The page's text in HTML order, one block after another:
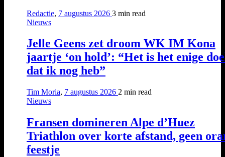
Redactie, 7 augustus 2026 3 min read
Nieuws
Jelle Geens zet droom WK IM Kona
jaartje ‘on hold’: “Het is het enige
dat ik nog heb”
Tim Moria, 7 augustus 2026 2 min read
Nieuws
Fransen domineren Alpe d’Huez
Triathlon over korte afstand, geen
feestje